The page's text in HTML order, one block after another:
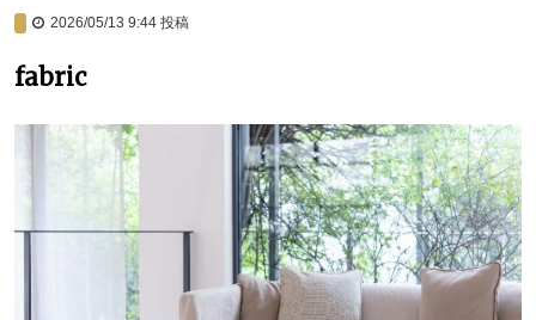
2026/05/13 9:44 投稿
fabric